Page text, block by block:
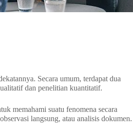
Secara umum, terdapat dua
dan penelitian kuantitatif.
memahami suatu fenomena secara
langsung, atau analisis dokumen.